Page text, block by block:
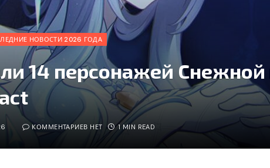
НОВОСТИ 2026 ГОДА
14 персонажей Снежной
КОММЕНТАРИЕВ НЕТ 1 MIN READ